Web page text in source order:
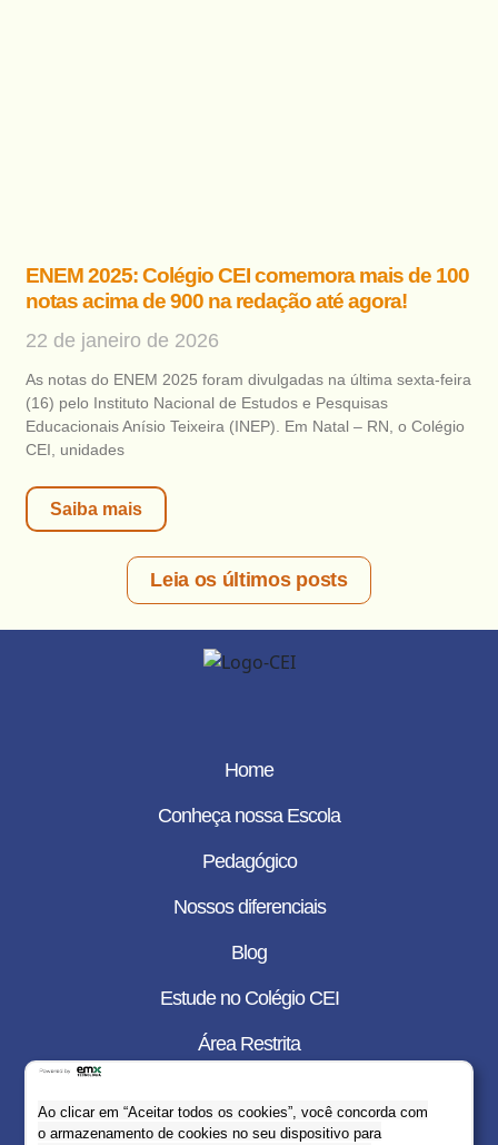
ENEM 2025: Colégio CEI comemora mais de 100
notas acima de 900 na redação até agora!
22 de janeiro de 2026
As notas do ENEM 2025 foram divulgadas na última sexta-feira
(16) pelo Instituto Nacional de Estudos e Pesquisas
Educacionais Anísio Teixeira (INEP). Em Natal – RN, o Colégio
CEI, unidades
Saiba mais
Leia os últimos posts
Home
Conheça nossa Escola
Pedagógico
Nossos diferenciais
Blog
Estude no Colégio CEI
Área Restrita
Contato
Ao clicar em “Aceitar todos os cookies”, você concorda com
o armazenamento de cookies no seu dispositivo para